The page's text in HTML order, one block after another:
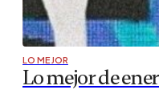
LO MEJOR
Lo mejor de